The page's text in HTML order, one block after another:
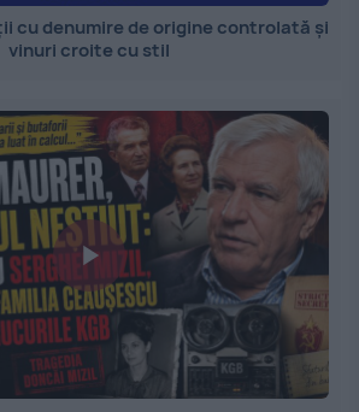
cu denumire de origine controlată și
vinuri croite cu stil